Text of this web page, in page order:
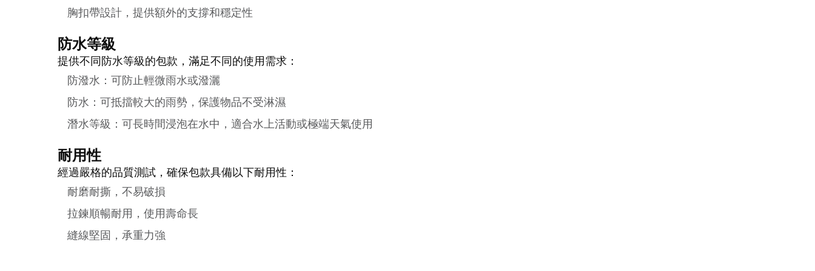
胸扣帶設計，提供額外的支撐和穩定性
防水等級
提供不同防水等級的包款，滿足不同的使用需求：
防潑水：可防止輕微雨水或潑灑
防水：可抵擋較大的雨勢，保護物品不受淋濕
潛水等級：可長時間浸泡在水中，適合水上活動或極端天氣使用
耐用性
經過嚴格的品質測試，確保包款具備以下耐用性：
耐磨耐撕，不易破損
拉鍊順暢耐用，使用壽命長
縫線堅固，承重力強